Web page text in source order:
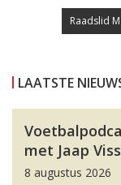
Raadslid
LAATSTE
met Jaap
8 augustus 2026